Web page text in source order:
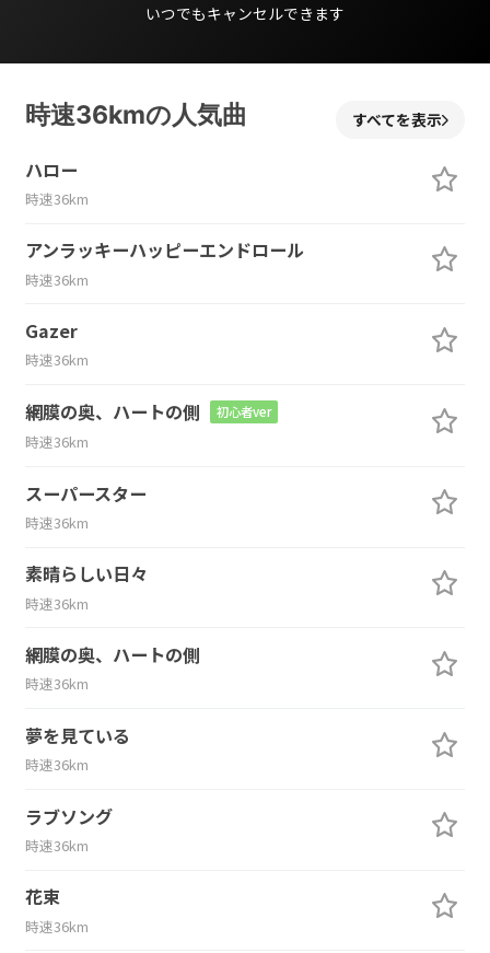
いつでもキャンセルできます
時速36kmの人気曲 すべてを表示
ハロー
時速36km
アンラッキーハッピーエンドロール
時速36km
Gazer
時速36km
網膜の奥、ハートの側 初心者ver
時速36km
スーパースター
時速36km
素晴らしい日々
時速36km
網膜の奥、ハートの側
時速36km
夢を見ている
時速36km
ラブソング
時速36km
花束
時速36km